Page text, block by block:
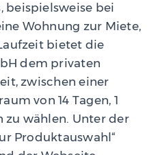
bei
Wohnung zur Miete,
bietet die
dem privaten
zwischen einer
von 14 Tagen, 1
zu wählen. Unter der
Produktauswahl“